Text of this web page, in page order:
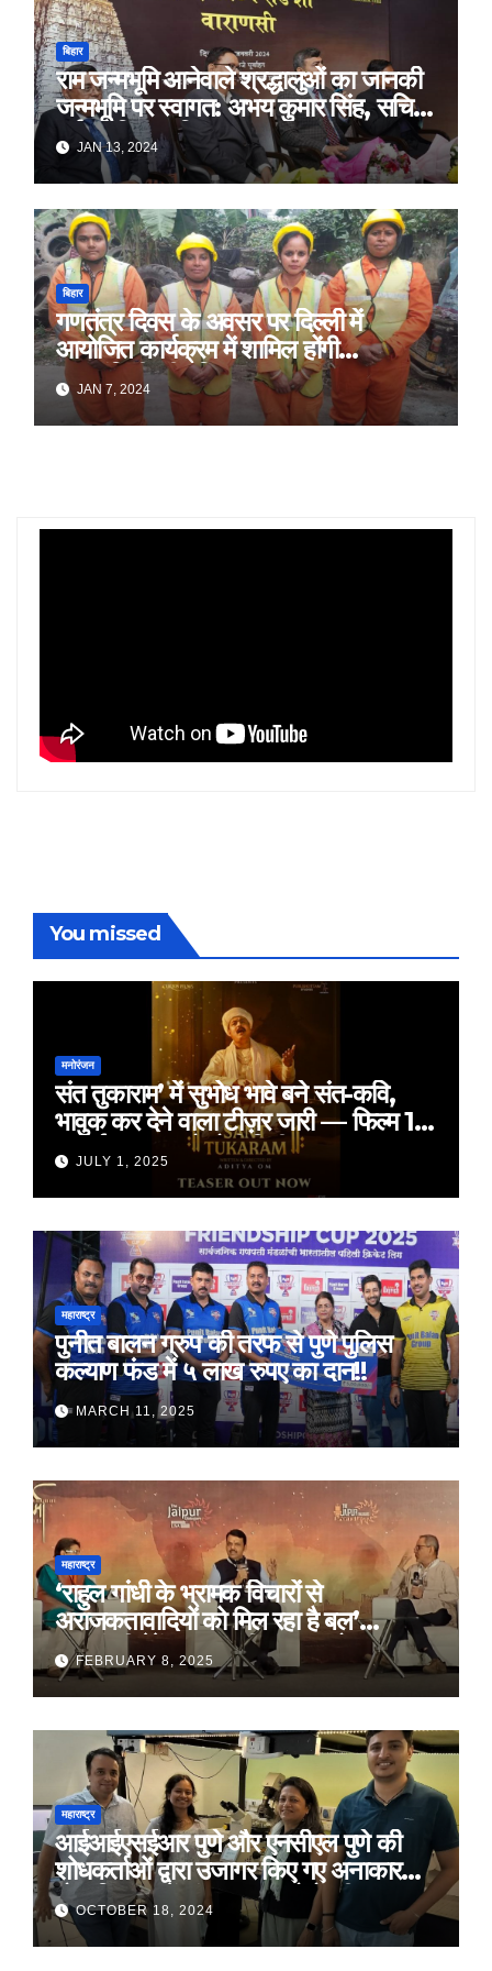
बिहार
राम जन्मभूमि आनेवाले श्रद्धालुओं का जानकी
जन्मभूमि पर स्वागत: अभय कुमार सिंह, सचिव,
पर्यटन विभाग, बिहार
JAN 13, 2024
बिहार
गणतंत्र दिवस के अवसर पर दिल्ली में
आयोजित कार्यक्रम में शामिल होंगी
स्वच्छांगिणी की महिलाएं
JAN 7, 2024
You missed
मनोरंजन
संत तुकाराम’ में सुभोध भावे बने संत-कवि,
भावुक कर देने वाला टीज़र जारी — फिल्म 18
जुलाई 2025 को होगी रिलीज़
JULY 1, 2025
महाराष्ट्र
पुनीत बालन ग्रुप की तरफ से पुणे पुलिस
कल्याण फंड में ५ लाख रुपए का दान!!
MARCH 11, 2025
महाराष्ट्र
‘राहुल गांधी के भ्रामक विचारों से
अराजकतावादियों को मिल रहा है बल’
मुख्यमंत्री देवेंद्र फडणवीस का आरोप
FEBRUARY 8, 2025
महाराष्ट्र
आईआईएसईआर पुणे और एनसीएल पुणे की
शोधकर्ताओं द्वारा उजागर किए गए अनाकार
ठोस विरूपण में संरचनात्मक दोषों की प्रमुख
भूमिका
OCTOBER 18, 2024